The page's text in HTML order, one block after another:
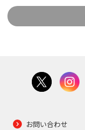
お問い合わせ